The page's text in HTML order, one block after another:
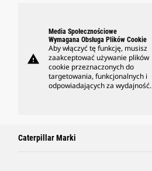
warning
Media Społecznościowe
Wymagana Obsługa Plików Cookie
Aby włączyć tę funkcję, musisz
zaakceptować używanie plików
cookie przeznaczonych do
targetowania, funkcjonalnych i
odpowiadających za wydajność.
Caterpillar Marki